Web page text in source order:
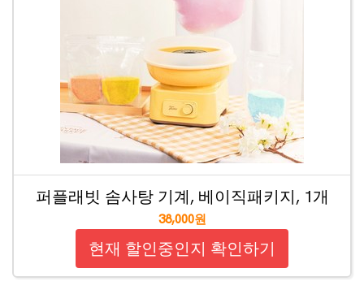
퍼플래빗 솜사탕 기계, 베이직패키지, 1개
38,000원
현재 할인중인지 확인하기